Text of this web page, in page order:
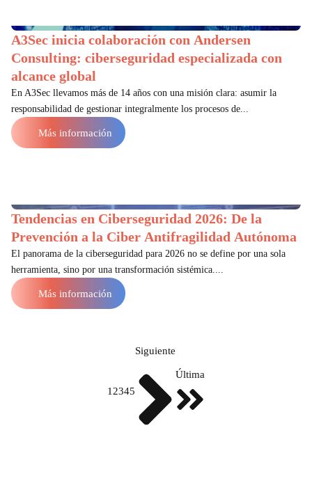
A3Sec inicia colaboración con Andersen
Consulting: ciberseguridad especializada con
alcance global
En A3Sec llevamos más de 14 años con una misión clara: asumir la
responsabilidad de gestionar integralmente los procesos de...
Más información
Tendencias en Ciberseguridad 2026: De la
Prevención a la Ciber Antifragilidad Autónoma
El panorama de la ciberseguridad para 2026 no se define por una sola
herramienta, sino por una transformación sistémica....
Más información
1 2345
Siguiente
Última